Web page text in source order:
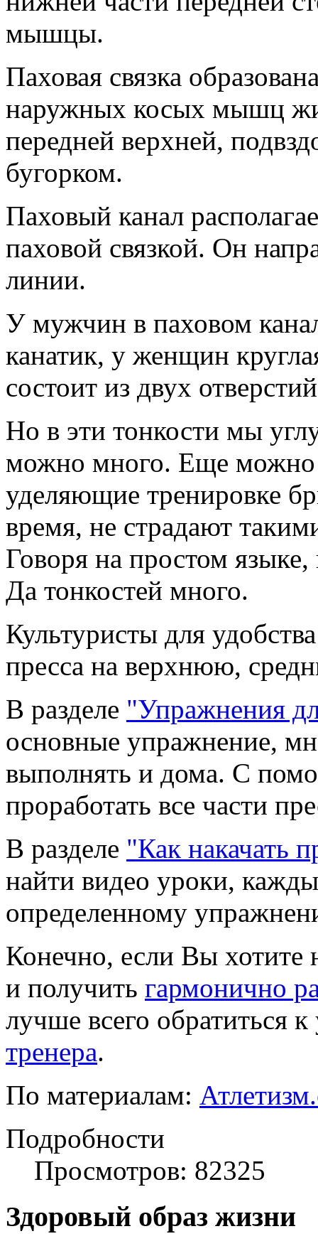
мышцы.
Паховая связка
наружных косых мышц
передней верхней,
бугорком.
Паховый канал
паховой связкой. Он
линии.
У мужчин в паховом
канатик, у женщин
состоит из двух
Но в эти тонкости мы
можно много. Еще можно
уделяющие тренировке
время, не страдают
Говоря на простом
Да тонкостей много.
Культуристы для
пресса на верхнюю,
В разделе "Упражнения
основные упражнение,
выполнять и дома. С
проработать все части
В разделе "Как накачать
найти видео уроки,
определенному
Конечно, если Вы хотите
и получить гармонично
лучше всего обратиться
тренера.
По материалам:
Подробности
Просмотров: 82325
Здоровый образ жизни